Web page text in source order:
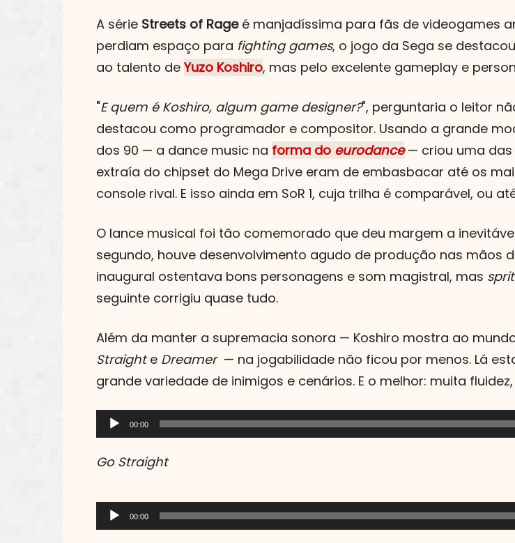
A série Streets of Rageé manjadíssima para fãs de videogames
perdiam espaço para fighting games, o jogo da Sega se
ao talento deYuzo Koshiro, mas pelo excelente gameplay e
"E quem é Koshiro, algum game designer?", perguntaria o leitor
destacou como programador e compositor. Usando a grande
dos 90 — a dance music na forma do eurodance— criou uma das
extraía do chipset do Mega Drive eram de embasbacar até os
console rival. E isso ainda em SoR 1, cuja trilha é comparável, ou
O lance musical foi tão comemorado que deu margem a
segundo, houve desenvolvimento agudo de produção nas mãos
inaugural ostentava bons personagens e som magistral, mas
seguinte corrigiu quase tudo.
Além da manter a supremacia sonora — Koshiro mostra ao
Straighte Dreamer— na jogabilidade não ficou por menos. Lá
grande variedade de inimigos e cenários. E o melhor: muita
Tocador
de
áudio
00:00
Go Straight
Tocador
de
00:00